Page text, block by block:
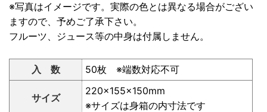
※写真はイメージです。実際の色とは異なる場合がござい
ますので、予めご了承下さい。
フルーツ、ジュース等の中身は付属しません。
入 数 50枚 ※端数対応不可
サイズ
220×155×150mm
※サイズは身箱の内寸法です